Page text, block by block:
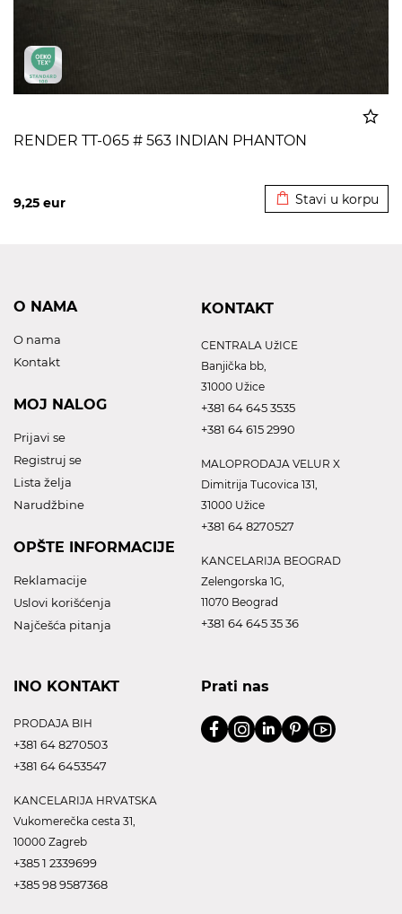
RENDER TT-065 # 563 INDIAN PHANTON
9,25 eur Stavi u korpu
O NAMA
O nama
Kontakt
MOJ NALOG
Prijavi se
Registruj se
Lista želja
Narudžbine
OPŠTE INFORMACIJE
Reklamacije
Uslovi korišćenja
Najčešća pitanja
KONTAKT
CENTRALA UžICE
Banjička bb,
31000 Užice
+381 64 645 3535
+381 64 615 2990
MALOPRODAJA VELUR X
Dimitrija Tucovica 131,
31000 Užice
+381 64 8270527
KANCELARIJA BEOGRAD
Zelengorska 1G,
11070 Beograd
+381 64 645 35 36
INO KONTAKT
PRODAJA BIH
+381 64 8270503
+381 64 6453547
KANCELARIJA HRVATSKA
Vukomerečka cesta 31,
10000 Zagreb
+385 1 2339699
+385 98 9587368
Prati nas